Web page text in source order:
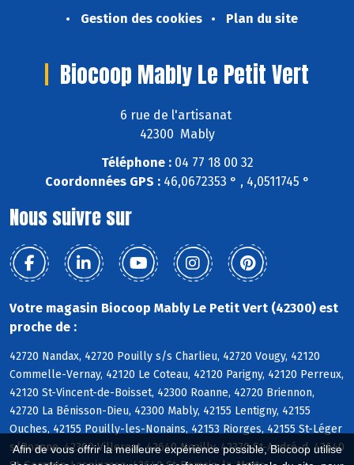
Afin de vous offrir la meilleure expérience possible, Biocoop utilise
Gestion des cookies
Plan du site
Biocoop Mably Le Petit Vert
6 rue de l'artisanat
42300 Mably
Téléphone :04 77 18 00 32
Coordonnées GPS :46,0672353 ° , 4,0511745 °
Nous suivre sur
Votre magasin Biocoop Mably Le Petit Vert (42300) est
proche de :
42720 Nandax, 42720 Pouilly s/s Charlieu, 42720 Vougy, 42120
Commelle-Vernay, 42120 Le Coteau, 42120 Parigny, 42120 Perreux,
42120 St-Vincent-de-Boisset, 42300 Roanne, 42720 Briennon,
42720 La Bénisson-Dieu, 42300 Mably, 42155 Lentigny, 42155
Ouches, 42155 Pouilly-les-Nonains, 42153 Riorges, 42155 St-Léger
s/Roanne, 42300 Villerest, 42640 Noailly, 42370 St-André-d, 42640